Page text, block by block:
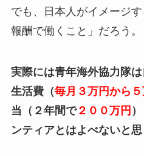
でも、日本人がイメージ
報酬で働くこと」だろう。
実際には青年海外協力隊は
生活費（毎月３万円から５
当（２年間で２００万円
ンティアとはよべないと思